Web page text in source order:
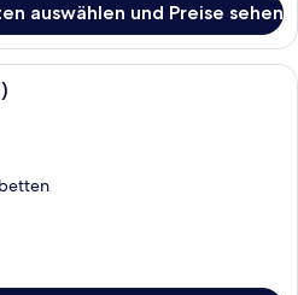
auswählen und Preise sehen
Club Room Double